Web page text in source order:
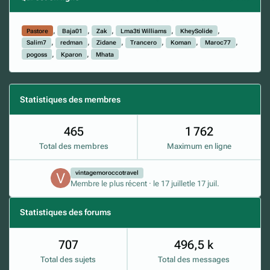
Pastore Baja01 Zak Lma3ti Williams
KheySolide
Salim7
redman Zidane Trancero Koman
Maroc77
pogoss
Kparon Mhata
Statistiques des membres
465
Total des membres
1 762
Maximum en ligne
vintagemoroccotravel
Membre le plus récent · le 17 juilletle 17 juil.
Statistiques des forums
Total des sujets
707
Total des messages
496,5 k